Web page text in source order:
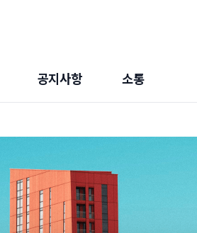
공지사항 소통